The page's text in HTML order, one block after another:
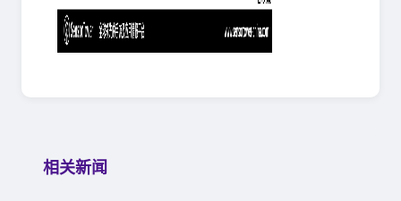
相关新闻